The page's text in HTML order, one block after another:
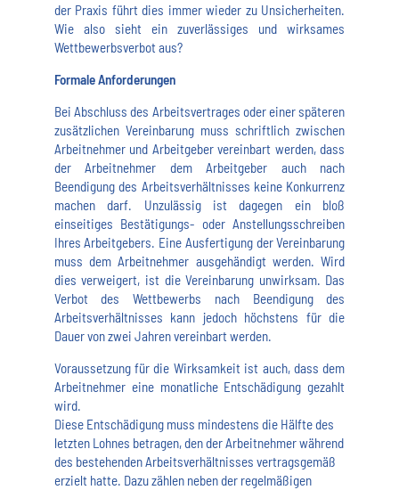
der Praxis führt dies immer wieder zu Unsicherheiten.
Wie also sieht ein zuverlässiges und wirksames
Wettbewerbsverbot aus?
Formale Anforderungen
Bei Abschluss des Arbeitsvertrages oder einer späteren
zusätzlichen Vereinbarung muss schriftlich zwischen
Arbeitnehmer und Arbeitgeber vereinbart werden, dass
der Arbeitnehmer dem Arbeitgeber auch nach
Beendigung des Arbeitsverhältnisses keine Konkurrenz
machen darf. Unzulässig ist dagegen ein bloß
einseitiges Bestätigungs- oder Anstellungsschreiben
Ihres Arbeitgebers. Eine Ausfertigung der Vereinbarung
muss dem Arbeitnehmer ausgehändigt werden. Wird
dies verweigert, ist die Vereinbarung unwirksam. Das
Verbot des Wettbewerbs nach Beendigung des
Arbeitsverhältnisses kann jedoch höchstens für die
Dauer von zwei Jahren vereinbart werden.
Voraussetzung für die Wirksamkeit ist auch, dass dem
Arbeitnehmer eine monatliche Entschädigung gezahlt
wird.
Diese Entschädigung muss mindestens die Hälfte des
letzten Lohnes betragen, den der Arbeitnehmer während
des bestehenden Arbeitsverhältnisses vertragsgemäß
erzielt hatte. Dazu zählen neben der regelmäßigen